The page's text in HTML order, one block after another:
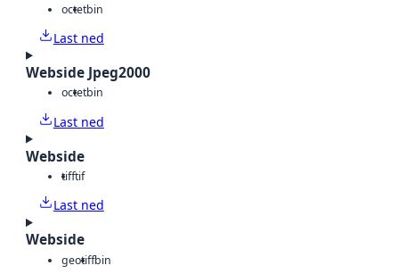
octetbin
Last ned
Webside Jpeg2000
octetbin
Last ned
Webside
tifftif
Last ned
Webside
geotiffbin